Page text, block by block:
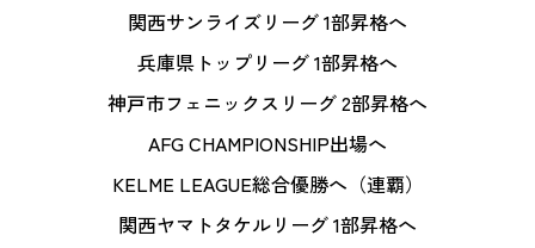
関西サンライズリーグ 1部昇格へ
兵庫県トップリーグ 1部昇格へ
神戸市フェニックスリーグ 2部昇格へ
AFG CHAMPIONSHIP出場へ
KELME LEAGUE総合優勝へ（連覇）
関西ヤマトタケルリーグ 1部昇格へ